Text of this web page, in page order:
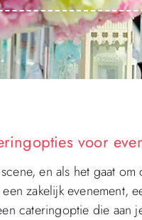
voor
en als het gaat
zakelijk evenement,
cateringoptie die aan